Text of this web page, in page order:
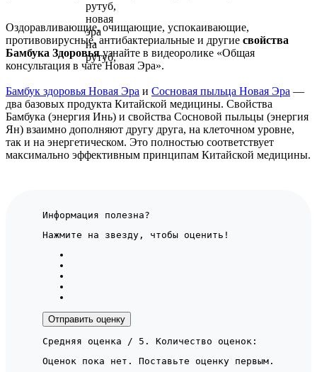
Оздоравливающие, очищающие, успокаивающие,
противовирусные, антибактериальные и другие свойства
Бамбука Здоровьяузнайте в видеоролике «Общая
консультация в чате Новая Эра».
Бамбук здоровья Новая Эра и Сосновая пыльца Новая Эра —
два базовых продукта Китайской медицины. Свойства
Бамбука (энергия Инь) и свойства Сосновой пыльцы (энергия
Ян) взаимно дополняют другу друга, на клеточном уровне,
так и на энергетическом. Это полностью соответствует
максимально эффективным принципам Китайской медицины.
Информация полезна?
Нажмите на звезду, чтобы оценить!
Отправить оценку
Средняя оценка
/ 5. Количество оценок:
Оценок пока нет. Поставьте оценку первым.